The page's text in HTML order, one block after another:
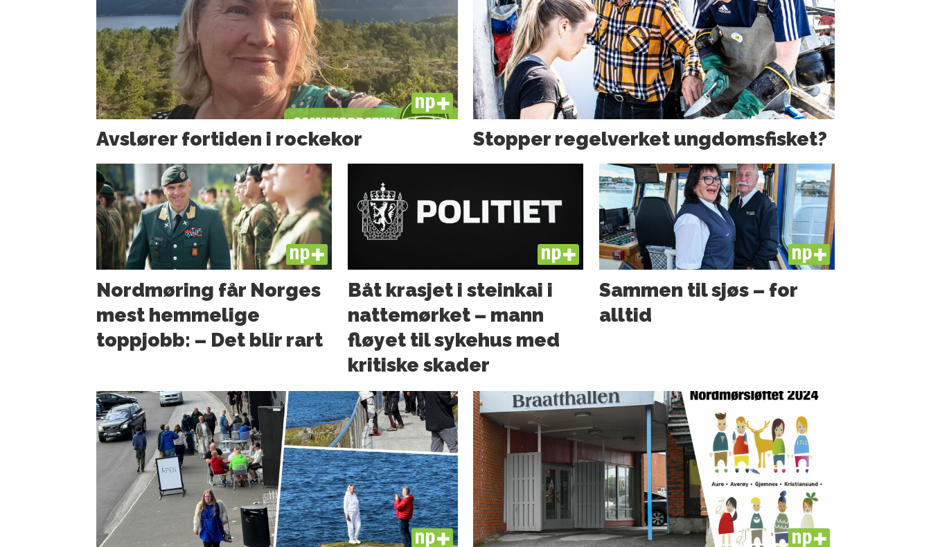
PLUS
Avslører fortiden i rockekor Stopper regelverket ungdoms­fisket?
PLUS
Nordmøring får Norges
mest hemmelige
toppjobb: – Det blir rart
PLUS
Båt krasjet i steinkai i
nattemørket – mann
fløyet til sykehus med
kritiske skader
PLUS
Sammen til sjøs – for
alltid
PLUS PLUS